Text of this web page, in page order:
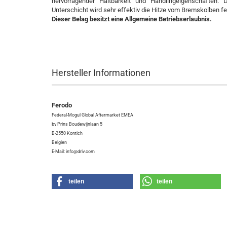
Unterschicht wird sehr effektiv die Hitze vom Bremskolben
Dieser Belag besitzt eine Allgemeine Betriebserlaubnis.
Hersteller Informationen
Ferodo
Federal-Mogul Global Aftermarket EMEA
bv Prins Boudewijnlaan 5
B-2550 Kontich
Belgien
E-Mail: info@driv.com
teilen teilen